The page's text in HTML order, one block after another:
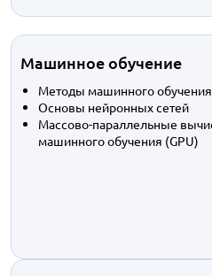
Машинное обучение
Методы машинного обучения
Основы нейронных сетей
Массово-параллельные
машинного обучения (GPU)